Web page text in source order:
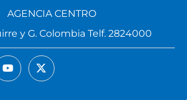
AGENCIA CENTRO
y G. Colombia Telf. 2824000